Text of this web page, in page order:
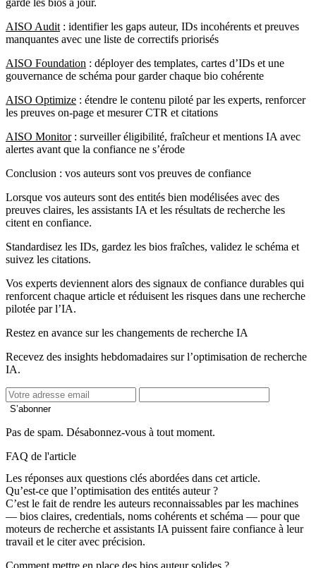
garde les bios à jour.
AISO Audit : identifier les gaps auteur, IDs incohérents et preuves
manquantes avec une liste de correctifs priorisés
AISO Foundation : déployer des templates, cartes d’IDs et une
gouvernance de schéma pour garder chaque bio cohérente
AISO Optimize : étendre le contenu piloté par les experts, renforcer
les preuves on-page et mesurer CTR et citations
AISO Monitor: surveiller éligibilité, fraîcheur et mentions IA avec
alertes avant que la confiance ne s’érode
Conclusion : vos auteurs sont vos preuves de confiance
Lorsque vos auteurs sont des entités bien modélisées avec des
preuves claires, les assistants IA et les résultats de recherche les
citent en confiance.
Standardisez les IDs, gardez les bios fraîches, validez le schéma et
suivez les citations.
Vos experts deviennent alors des signaux de confiance durables qui
renforcent chaque article et réduisent les risques dans une recherche
pilotée par l’IA.
Restez en avance sur les changements de recherche IA
Recevez des insights hebdomadaires sur l’optimisation de recherche
IA.
S’abonner
Pas de spam. Désabonnez-vous à tout moment.
FAQ de l'article
Les réponses aux questions clés abordées dans cet article.
Qu’est-ce que l’optimisation des entités auteur ?
C’est le fait de rendre les auteurs reconnaissables par les machines
— bios claires, credentials, noms cohérents et schéma — pour que
moteurs de recherche et assistants IA puissent faire confiance à leur
travail et le citer avec précision.